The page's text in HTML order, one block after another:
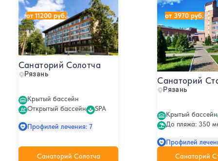
Санаторий Солотча
Рязань
Крытый бассейн
Открытый бассейн
SPA
Профилей лечения: 7
Санаторий Солотча
от 11200 руб.
Санаторий
Рязань
Крытый бассейн
До пляжа: 350
Профилей
Санаторий
от 3970 руб.